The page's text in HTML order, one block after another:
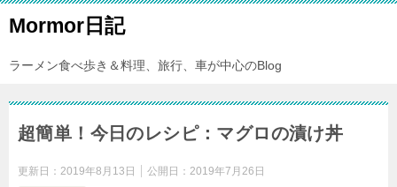
Mormor日記
ラーメン食べ歩き＆料理、旅行、車が中心のBlog
超簡単！今日のレシピ：マグロの漬け丼
更新日： 2019年8月13日 公開日： 2019年7月26日